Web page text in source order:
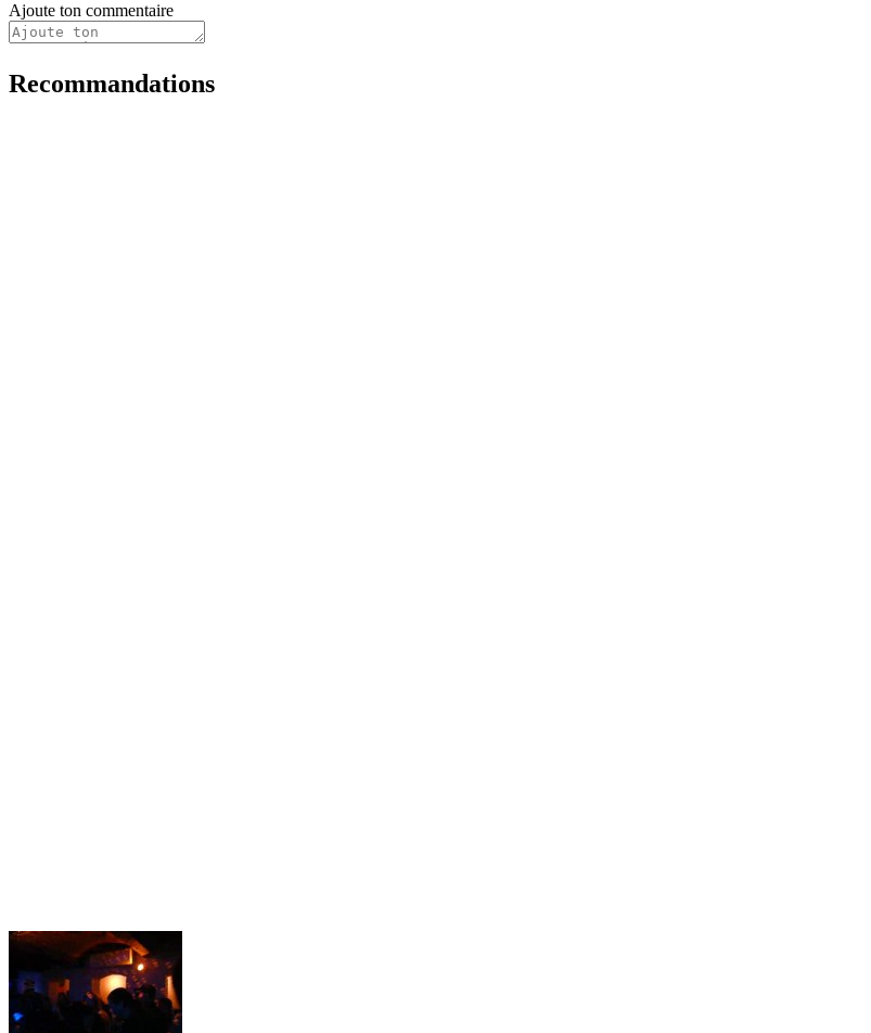
Ajoute ton commentaire
Recommandations